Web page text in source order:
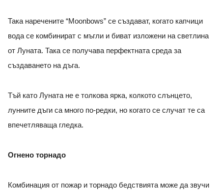
Така наречените “Moonbows” се създават, когато капчици
вода се комбинират с мъгли и биват изложени на светлина
от Луната. Така се получава перфектната среда за
създаването на дъга.
Тъй като Луната не е толкова ярка, колкото слънцето,
лунните дъги са много по-редки, но когато се случат те са
впечетляваща гледка.
Огнено торнадо
Комбинация от пожар и торнадо бедствията може да звучи